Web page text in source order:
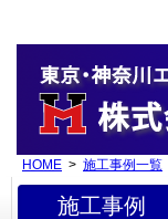
HOME > 施工事例一覧
施工事例